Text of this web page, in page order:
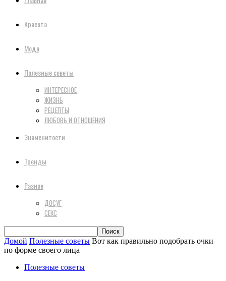
Красота
Мода
Полезные советы
ИНТЕРЕСНОЕ
ЖИЗНЬ
РЕЦЕПТЫ
ЛЮБОВЬ И ОТНОШЕНИЯ
Знаменитости
Тренды
Разное
ДОСУГ
СЕКС
Домой Полезные советы Вот как правильно подобрать очки
по форме своего лица
Полезные советы